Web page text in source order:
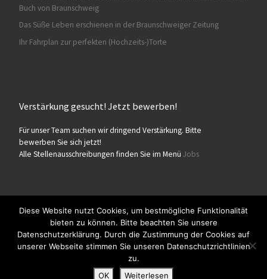
Buch von Braunschweig
Das Süße Leben erschienen in der Braunschweiger Zeitung
Ihr Fahrplan zur perfekten (Hochzeits-)Torte
Verstärkung gesucht! Jetzt bewerben!
Für unser Team suchen wir dringend Verstärkung. Bitte
bewerben Sie sich jetzt!
Alle Stellenausschreibungen finden Sie im Menü Jobs
© 2026Konditorei Süßes Leben– Alle Rechte vorbehalten
Präsentiert von WP – Entworfen mit demCustomizr-Theme
Diese Website nutzt Cookies, um bestmögliche Funktionalität
bieten zu können. Bitte beachten Sie unsere
Datenschutzerklärung. Durch die Zustimmung der Cookies auf
unserer Webseite stimmen Sie unseren Datenschutzrichtlinien
zu.
OK
Weiterlesen